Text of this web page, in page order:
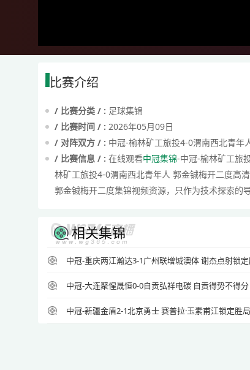
比赛介绍
/ 比赛分类 / : 足球集锦
/ 比赛时间 / : 2026年05月09日
/ 对阵双方 / : 中冠-榆林矿工旅投4-0渭南西北青年
/ 比赛信息 / : 在线观看中冠集锦-中冠-榆林矿工旅
林矿工旅投4-0渭南西北青年人 郭金铖梅开二度高
郭金铖梅开二度集锦视频资源，只作为技术探索的
相关集锦
中冠-重庆两江瀚达3-1广州联增城澳体 谢杰点射锁
中冠-大连聚惺晟恒0-0自贡弘祥电碳 自贡得势不得分
中冠-新疆金盾2-1北京勇士 赛普拉·玉素甫江锁定胜局